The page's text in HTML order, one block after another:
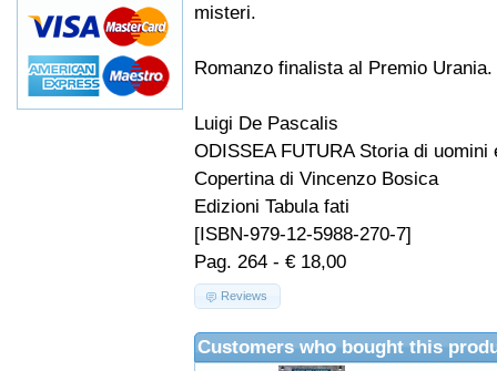
misteri.
Romanzo finalista al Premio Urania.
Luigi De Pascalis
ODISSEA FUTURA Storia di uomini
Copertina di Vincenzo Bosica
Edizioni Tabula fati
[ISBN-979-12-5988-270-7]
Pag. 264 - € 18,00
Reviews
Customers who bought this